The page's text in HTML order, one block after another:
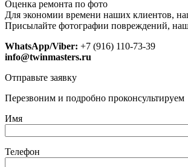
Оценка ремонта по фото
Для экономии времени наших клиентов,
Присылайте фотографии повреждений,
WhatsApp/Viber: +7 (916) 110-73-39
info@twinmasters.ru
Отправьте заявку
Перезвоним и подробно проконсультируем
Имя
Телефон